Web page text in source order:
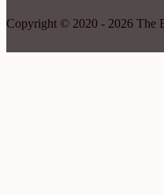
Copyright © 2020 - 2026 The